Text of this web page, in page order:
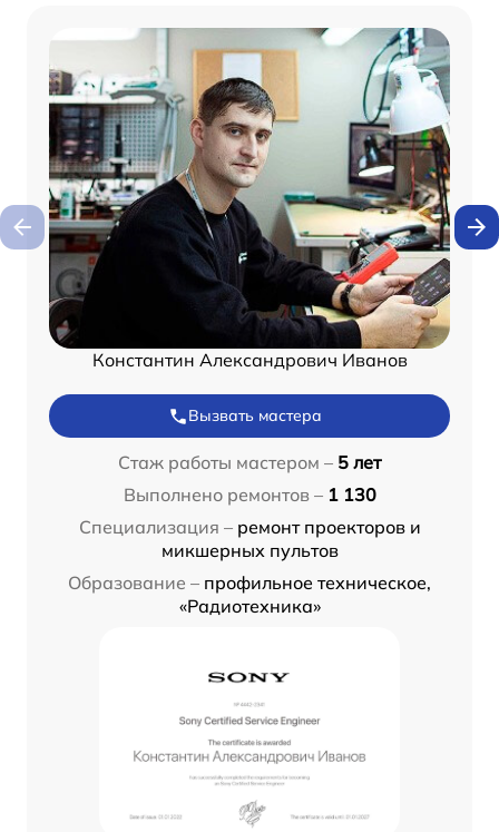
Константин Александрович Иванов
Вызвать мастера
Стаж работы мастером – 5 лет
Выполнено ремонтов – 1 130
Специализация – ремонт проекторов и
микшерных пультов
Образование – профильное техническое,
«Радиотехника»